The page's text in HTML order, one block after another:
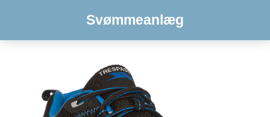
Svømmeanlæg